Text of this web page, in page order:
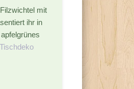
mit
ihr in
Tischdeko